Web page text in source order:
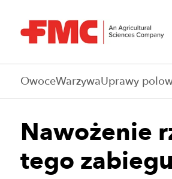
OwoceWarzywaUprawy
Nawożenie
tego zabiegu